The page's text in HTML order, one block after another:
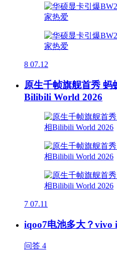
8 07.12
原生千帧旗舰首秀 蚂
Bilibili World 2026
7 07.11
iqoo7电池多大？vivo
问答 4